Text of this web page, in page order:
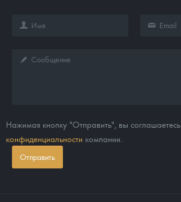
Нажимая кнопку "Отправить", вы соглашаетесь
конфиденциальности компании.
Отправить